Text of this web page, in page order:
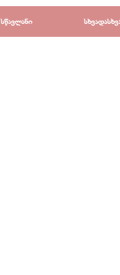
▼
სწავლანი ▼